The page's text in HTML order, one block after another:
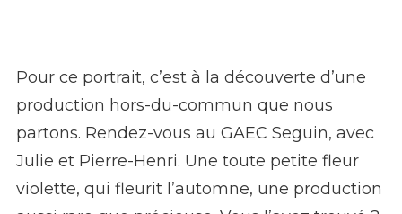
Pour ce portrait, c’est à la découverte d’une
production hors-du-commun que nous
partons. Rendez-vous au GAEC Seguin, avec
Julie et Pierre-Henri. Une toute petite fleur
violette, qui fleurit l’automne, une production